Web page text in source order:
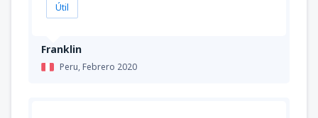
Franklin
Peru,Febrero 2020
Útil